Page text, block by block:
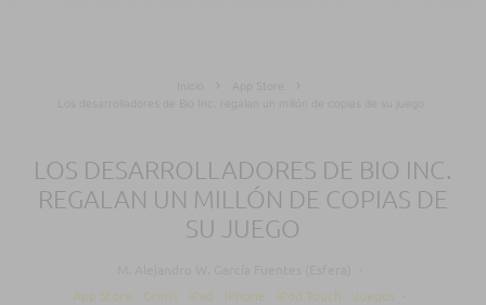
App Store
LOS DESARROLLADORES DE BIO INC.
REGALAN UN MILLÓN DE COPIAS DE
SU JUEGO
App Store
Gratis iPad iPhone iPod Touch Juegos